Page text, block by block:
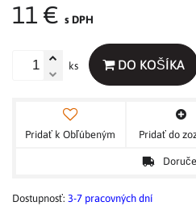
11 € s DPH
ks DO KOŠÍKA
Pridať k Obľúbeným Pridať do
Dostupnosť: 3-7 pracovných dní